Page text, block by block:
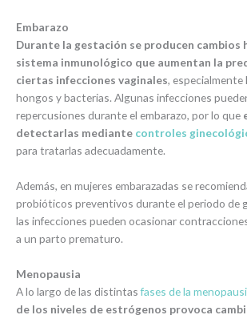
Embarazo
Durante la gestación se producen cambios
sistema inmunológico que aumentan la
ciertas infecciones vaginales, especialmente
hongos y bacterias. Algunas infecciones
repercusiones durante el embarazo, por lo que
detectarlas mediante controles
para tratarlas adecuadamente.
Además, en mujeres embarazadas se
probióticos preventivos durante el periodo de
las infecciones pueden ocasionar
a un parto prematuro.
Menopausia
A lo largo de las distintasfases de la
de los niveles de estrógenos provoca